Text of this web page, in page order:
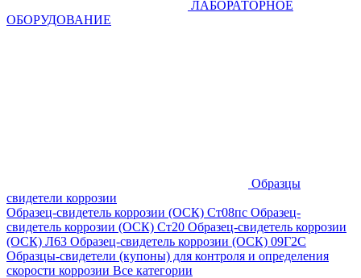
ЛАБОРАТОРНОЕ
ОБОРУДОВАНИЕ
Образцы
свидетели коррозии
Образец-свидетель коррозии (ОСК) Ст08пс Образец-
свидетель коррозии (ОСК) Ст20 Образец-свидетель коррозии
(ОСК) Л63 Образец-свидетель коррозии (ОСК) 09Г2С
Образцы-свидетели (купоны) для контроля и определения
скорости коррозии Все категории